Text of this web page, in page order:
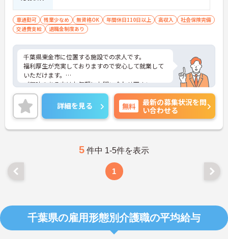
車通勤可 残業少なめ 無資格OK 年間休日110日以上 高収入
社会保険完備
交通費支給
退職金制度あり
千葉県東金市に位置する施設での求人です。
福利厚生が充実しておりますので安心して就業して
いただけます。
ご興味のある方はお気軽にお問い合わせ下さい。
詳細を見る 無料
最新の募集状況を問
い合わせる
5 件中 1-5件を表示
1
千葉県の雇用形態別介護職の平均給与